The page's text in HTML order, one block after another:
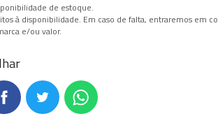
de estoque.
à disponibilidade. Em caso de falta, entraremos em
e/ou valor.